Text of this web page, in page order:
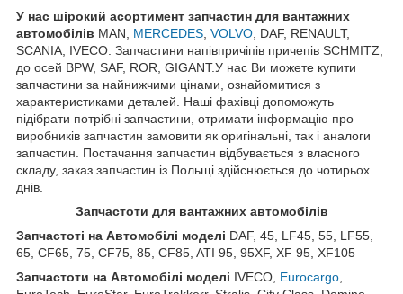
У нас шірокий асортимент запчастин для вантажних
автомобілів MAN, MERCEDES VOLVO , DAF, RENAULT,
SCANIA, IVECO. Запчастини напівпричіпів причепів SCHMITZ,
до осей BPW, SAF, ROR, GIGANT.У нас Ви можете купити
запчастини за найнижчими цінами, ознайомитися з
характеристиками деталей. Наші фахівці допоможуть
підібрати потрібні запчастини, отримати інформацію про
виробників запчастин замовити як оригінальні, так і аналоги
запчастин. Постачання запчастин відбувається з власного
складу, заказ запчастин із Польщі здійснюється до чотирьох
днів.
Запчастоти для вантажних автомобілів
Запчастоті на Автомобілі моделі DAF, 45, LF45, 55, LF55,
65, CF65, 75, CF75, 85, CF85, ATI 95, 95XF, XF 95, XF105
Запчастоти на Автомобілі моделі IVECO, Eurocargo